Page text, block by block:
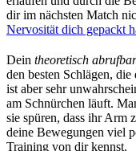
dir im nächsten Match
Nervosität dich gepackt
Dein theoretisch
den besten Schlägen,
ist aber sehr
am Schnürchen läuft.
sie spüren, dass ihr Arm
deine Bewegungen viel
Training von dir kennst.